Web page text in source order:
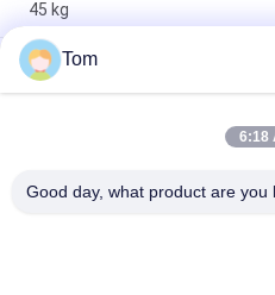
45 kg
Operador de puerta síncrono
central de 2 hojas para
lateral de 2 hojas colocados en
Tom
6:18
Good day, what product are you